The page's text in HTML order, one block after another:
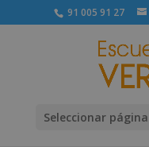
91 005 91 27
Seleccionar página